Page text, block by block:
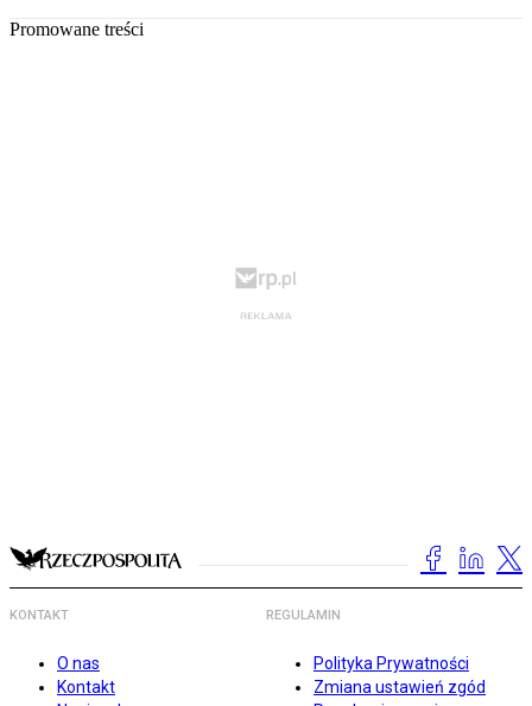
Promowane treści
KONTAKT
O nas
Kontakt
REGULAMIN
Polityka Prywatności
Zmiana ustawień zgód